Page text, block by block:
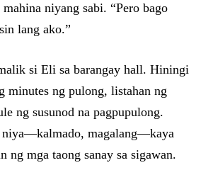
niyang sabi. “Pero bago
lang ako.”
si Eli sa barangay hall. Hiningi
minutes ng pulong, listahan ng
ng susunod na pagpupulong.
niya—kalmado, magalang—kaya
ng mga taong sanay sa sigawan.